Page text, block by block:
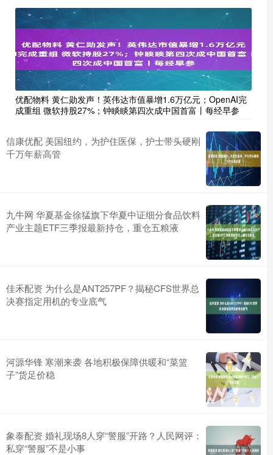
优配物料 黄仁勋发声！英伟达市值暴增1.6万亿元；OpenAI完
成重组 微软持股27%；钟睒睒第四次成中国首富丨每经早参
信康优配 美国纽约，为护住医保，护士带头硬刚
千万年薪高管
九牛网 华夏基金徐猛旗下华夏中证细分食品饮料
产业主题ETF三季报最新持仓，重仓五粮液
佳禾配资 为什么是ANT257PF？揭秘CFS世界总
决赛指定用机的专业底气
河源华锋 寒潮来袭 各地积极保障供暖和“菜篮
子”货足价稳
象泰配资 婚礼现场8人穿“警服”开路？人民网评：
私穿“警服”不是小事